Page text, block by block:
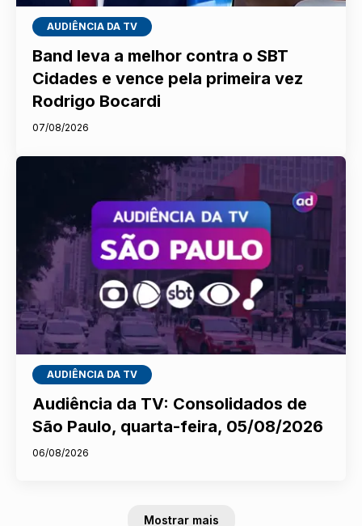
AUDIÊNCIA DA TV
Band leva a melhor contra o SBT
Cidades e vence pela primeira vez
Rodrigo Bocardi
07/08/2026
AUDIÊNCIA DA TV
Audiência da TV: Consolidados de
São Paulo, quarta-feira, 05/08/2026
06/08/2026
Mostrar mais